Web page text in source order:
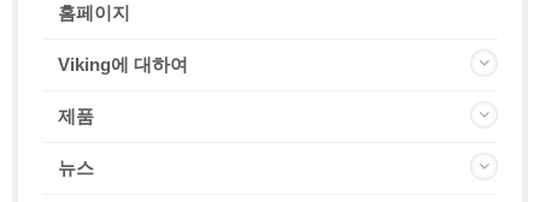
홈페이지
Viking에 대하여
제품
뉴스